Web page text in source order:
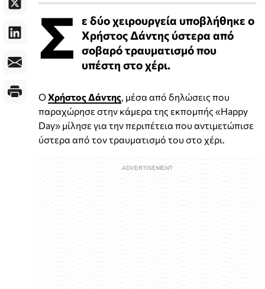
Σ ε δύο χειρουργεία υποβλήθηκε ο
Χρήστος Δάντης ύστερα από
σοβαρό τραυματισμό που
υπέστη στο χέρι.
ΟΧρήστος Δάντης, μέσα από δηλώσεις που
παραχώρησε στην κάμερα της εκπομπής «Happy
Day» μίλησε για την περιπέτεια που αντιμετώπισε
ύστερα από τον τραυματισμό του στο χέρι.